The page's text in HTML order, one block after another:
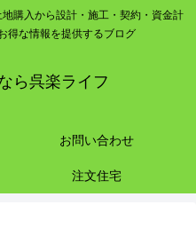
購入から設計・施工・契約・資金計
得な情報を提供するブログ
ら呉楽ライフ
お問い合わせ
注文住宅